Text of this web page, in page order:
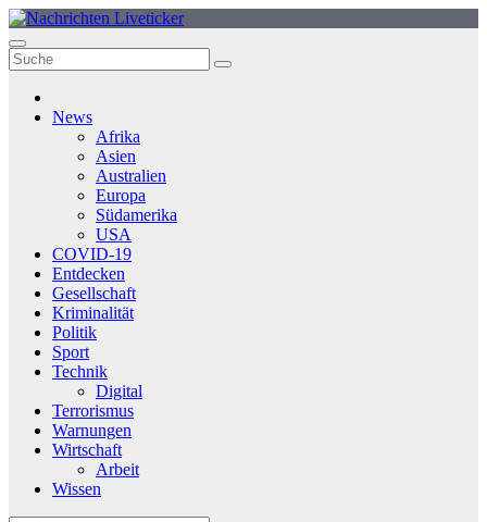
Zum
Inhalt
springen
News
Afrika
Asien
Australien
Europa
Südamerika
USA
COVID-19
Entdecken
Gesellschaft
Kriminalität
Politik
Sport
Technik
Digital
Terrorismus
Warnungen
Wirtschaft
Arbeit
Wissen